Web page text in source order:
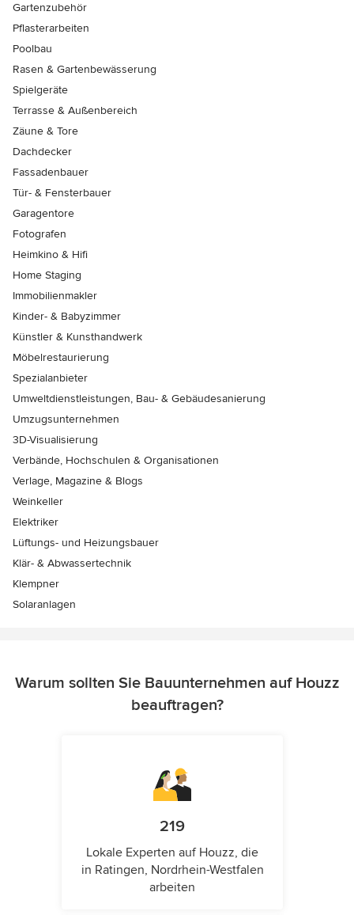
Gartenzubehör
Pflasterarbeiten
Poolbau
Rasen & Gartenbewässerung
Spielgeräte
Terrasse & Außenbereich
Zäune & Tore
Dachdecker
Fassadenbauer
Tür- & Fensterbauer
Garagentore
Fotografen
Heimkino & Hifi
Home Staging
Immobilienmakler
Kinder- & Babyzimmer
Künstler & Kunsthandwerk
Möbelrestaurierung
Spezialanbieter
Umweltdienstleistungen, Bau- & Gebäudesanierung
Umzugsunternehmen
3D-Visualisierung
Verbände, Hochschulen & Organisationen
Verlage, Magazine & Blogs
Weinkeller
Elektriker
Lüftungs- und Heizungsbauer
Klär- & Abwassertechnik
Klempner
Solaranlagen
Warum sollten Sie Bauunternehmen auf Houzz
beauftragen?
219
Lokale Experten auf Houzz, die
in Ratingen, Nordrhein-Westfalen
arbeiten